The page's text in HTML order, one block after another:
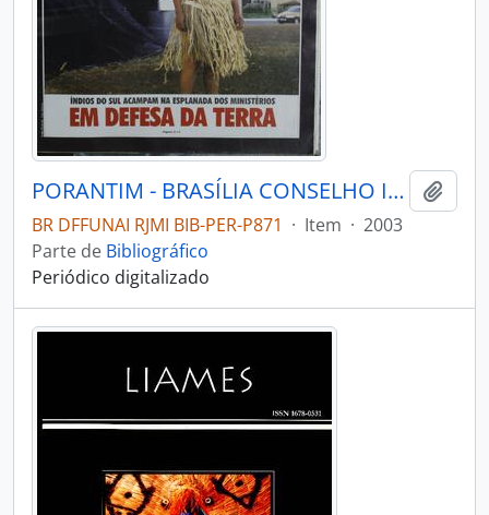
PORANTIM - BRASÍLIA CONSELHO INDIGENISTA MISSIONÁRIO - 2003 - Nº257
BR DFFUNAI RJMI BIB-PER-P871 · Item · 2003
Parte de Bibliográfico
Periódico digitalizado